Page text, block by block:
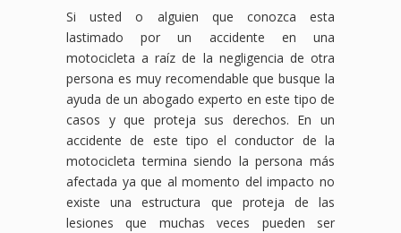
Si usted o alguien que conozca esta
lastimado por un accidente en una
motocicleta a raíz de la negligencia de otra
persona es muy recomendable que busque la
ayuda de un abogado experto en este tipo de
casos y que proteja sus derechos. En un
accidente de este tipo el conductor de la
motocicleta termina siendo la persona más
afectada ya que al momento del impacto no
existe una estructura que proteja de las
lesiones que muchas veces pueden ser